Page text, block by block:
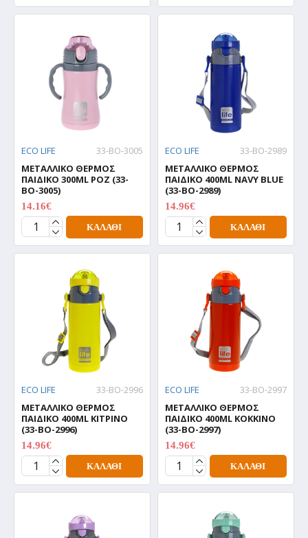
ECO LIFE
33-BO-3005
ΜΕΤΑΛΛΙΚΟ ΘΕΡΜΟΣ
ΠΑΙΔΙΚΟ 300ML ΡΟΖ (33-
BO-3005)
14.16€
ΚΑΛΆΘΙ
ECO LIFE
33-BO-2989
ΜΕΤΑΛΛΙΚΟ ΘΕΡΜΟΣ
ΠΑΙΔΙΚΟ 400ML NAVY BLUE
(33-BO-2989)
14.96€
ΚΑΛΆΘΙ
ECO LIFE
33-BO-2996
ΜΕΤΑΛΛΙΚΟ ΘΕΡΜΟΣ
ΠΑΙΔΙΚΟ 400ML ΚΙΤΡΙΝΟ
(33-BO-2996)
14.96€
ΚΑΛΆΘΙ
ECO LIFE
33-BO-2997
ΜΕΤΑΛΛΙΚΟ ΘΕΡΜΟΣ
ΠΑΙΔΙΚΟ 400ML ΚΟΚΚΙΝΟ
(33-BO-2997)
14.96€
ΚΑΛΆΘΙ